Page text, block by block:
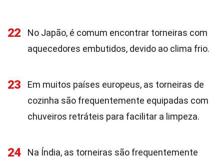
22
No Japão, é comum encontrar torneiras com
aquecedores embutidos, devido ao clima frio.
23
Em muitos países europeus, as torneiras de
cozinha são frequentemente equipadas com
chuveiros retráteis para facilitar a limpeza.
24
Na Índia, as torneiras são frequentemente